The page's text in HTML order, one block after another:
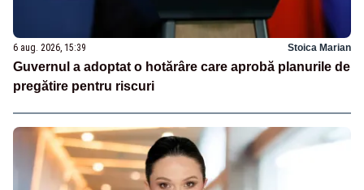
6 aug. 2026, 15:39 Stoica Marian
Guvernul a adoptat o hotărâre care aprobă planurile de
pregătire pentru riscuri